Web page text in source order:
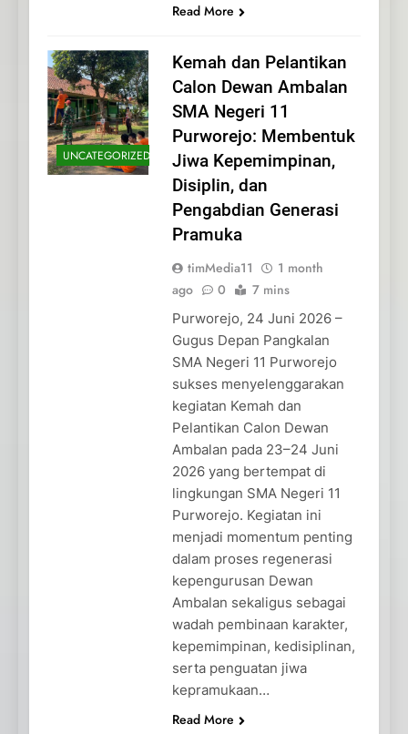
Read More
UNCATEGORIZED
Kemah dan Pelantikan
Calon Dewan Ambalan
SMA Negeri 11
Purworejo: Membentuk
Jiwa Kepemimpinan,
Disiplin, dan
Pengabdian Generasi
Pramuka
timMedia11
1 month
ago
0 7 mins
Purworejo, 24 Juni 2026 –
Gugus Depan Pangkalan
SMA Negeri 11 Purworejo
sukses menyelenggarakan
kegiatan Kemah dan
Pelantikan Calon Dewan
Ambalan pada 23–24 Juni
2026 yang bertempat di
lingkungan SMA Negeri 11
Purworejo. Kegiatan ini
menjadi momentum penting
dalam proses regenerasi
kepengurusan Dewan
Ambalan sekaligus sebagai
wadah pembinaan karakter,
kepemimpinan, kedisiplinan,
serta penguatan jiwa
kepramukaan…
Read More